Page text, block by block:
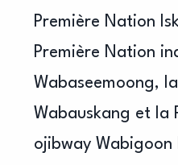
Première Nation
Première Nation
Wabaseemoong,
Wabauskang et la
ojibway Wabigoon